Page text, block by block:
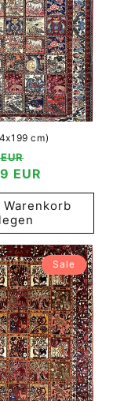
cm)
EUR
Warenkorb
legen
Sale